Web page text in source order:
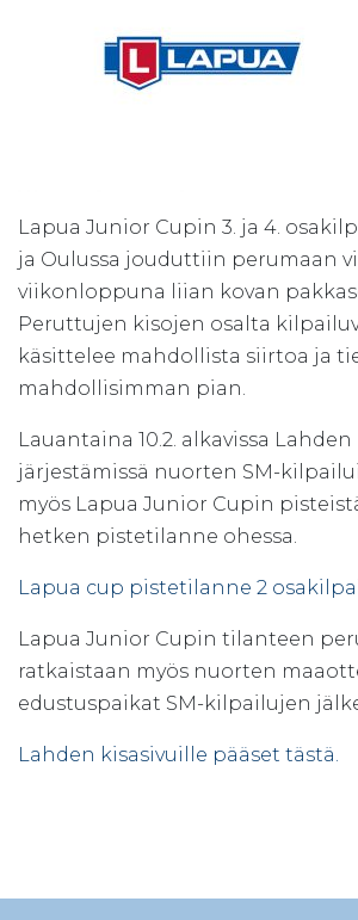
Lapua Junior Cupin 3. ja 4.
ja Oulussa jouduttiin perumaan
viikonloppuna liian kovan
Peruttujen kisojen osalta
käsittelee mahdollista siirtoa ja
mahdollisimman pian.
Lauantaina 10.2. alkavissa
järjestämissä nuorten SM-
myös Lapua Junior Cupin
hetken pistetilanne ohessa.
Lapua cup pistetilanne 2
Lapua Junior Cupin tilanteen
ratkaistaan myös nuorten
edustuspaikat SM-kilpailujen
Lahden kisasivuille pääset tästä.